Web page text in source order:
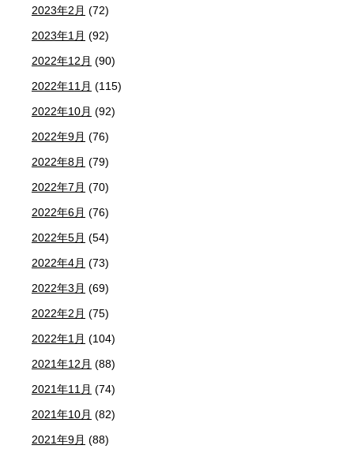
2023年2月 (72)
2023年1月 (92)
2022年12月 (90)
2022年11月 (115)
2022年10月 (92)
2022年9月 (76)
2022年8月 (79)
2022年7月 (70)
2022年6月 (76)
2022年5月 (54)
2022年4月 (73)
2022年3月 (69)
2022年2月 (75)
2022年1月 (104)
2021年12月 (88)
2021年11月 (74)
2021年10月 (82)
2021年9月 (88)